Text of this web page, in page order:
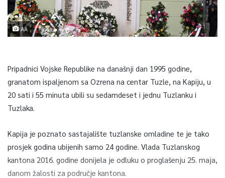
AA
Pripadnici Vojske Republike na današnji dan 1995 godine,
granatom ispaljenom sa Ozrena na centar Tuzle, na Kapiju, u
20 sati i 55 minuta ubili su sedamdeset i jednu Tuzlanku i
Tuzlaka.
Kapija je poznato sastajalište tuzlanske omladine te je tako
prosjek godina ubijenih samo 24 godine. Vlada Tuzlanskog
kantona 2016. godine donijela je odluku o proglašenju 25. maja,
danom žalosti za područje kantona.